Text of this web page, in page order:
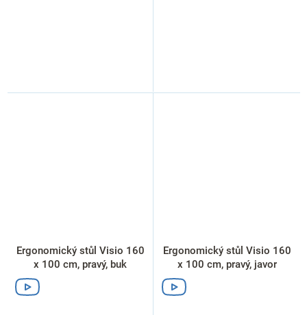
Ergonomický stůl Visio 160
x 100 cm, pravý, buk
Ergonomický stůl Visio 160
x 100 cm, pravý, javor